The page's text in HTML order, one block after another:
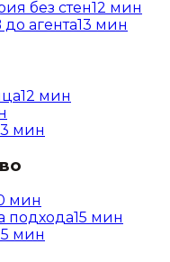
без стен12 мин
агента13 мин
12 мин
мин
мин
подхода15 мин
мин